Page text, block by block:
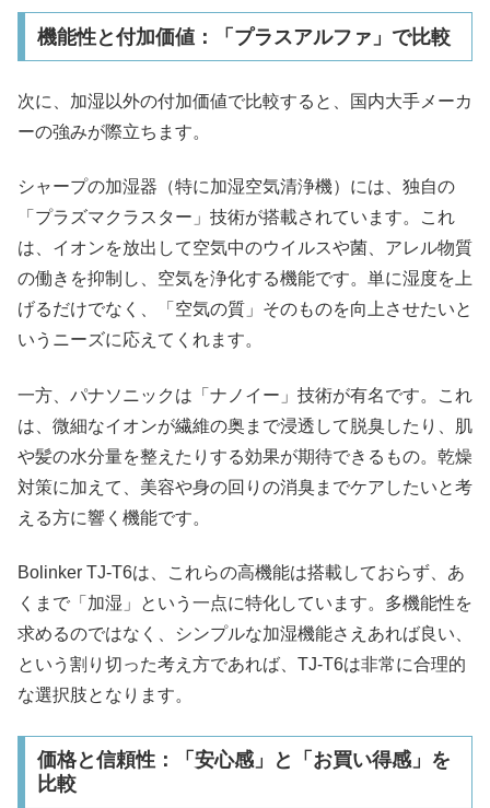
機能性と付加価値：「プラスアルファ」で比較
次に、加湿以外の付加価値で比較すると、国内大手メーカ
ーの強みが際立ちます。
シャープの加湿器（特に加湿空気清浄機）には、独自の
「プラズマクラスター」技術が搭載されています。これ
は、イオンを放出して空気中のウイルスや菌、アレル物質
の働きを抑制し、空気を浄化する機能です。単に湿度を上
げるだけでなく、「空気の質」そのものを向上させたいと
いうニーズに応えてくれます。​
一方、パナソニックは「ナノイー」技術が有名です。これ
は、微細なイオンが繊維の奥まで浸透して脱臭したり、肌
や髪の水分量を整えたりする効果が期待できるもの。乾燥
対策に加えて、美容や身の回りの消臭までケアしたいと考
える方に響く機能です。​
Bolinker TJ-T6は、これらの高機能は搭載しておらず、あ
くまで「加湿」という一点に特化しています。多機能性を
求めるのではなく、シンプルな加湿機能さえあれば良い、
という割り切った考え方であれば、TJ-T6は非常に合理的
な選択肢となります。
価格と信頼性：「安心感」と「お買い得感」を
比較